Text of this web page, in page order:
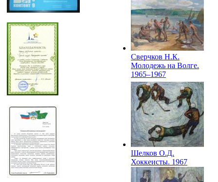
Сверчков Н.К.
Молодежь на Волге.
1965–1967
Шелков О.Д.
Хоккеисты. 1967